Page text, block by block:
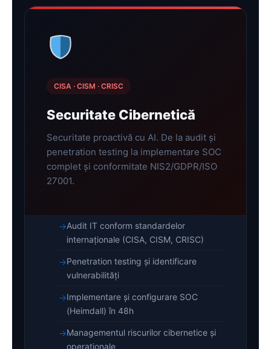
CISA · CISM · CRISC
Securitate Cibernetică
Securitate proactivă cu AI. De la audit și
penetration testing la implementare SOC
complet și conformitate NIS2/GDPR/ISO
27001.
Audit IT conform standardelor
internaționale (CISA, CISM, CRISC)
Penetration testing și identificare
vulnerabilități
Implementare și configurare SOC
(Heimdall) în 48h
Managementul riscurilor cibernetice și
operaționale